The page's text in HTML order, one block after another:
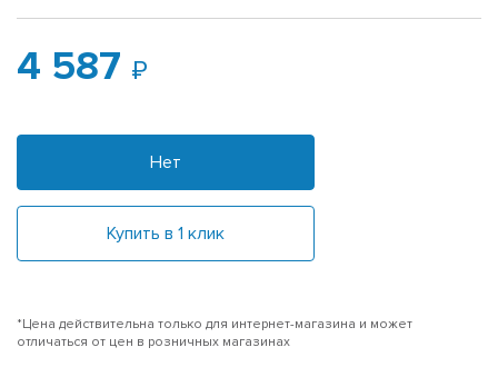
4 587
Нет
Купить в 1 клик
*Цена действительна только для интернет-магазина и может
отличаться от цен в розничных магазинах